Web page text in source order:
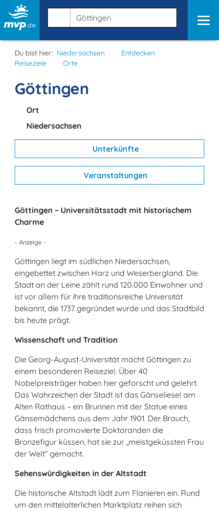
Du bist hier: Niedersachsen
Entdecken
Reiseziele
Orte
Göttingen
Ort
Niedersachsen
Unterkünfte
Veranstaltungen
Göttingen – Universitätsstadt mit historischem
Charme
- Anzeige -
Göttingen liegt im südlichen Niedersachsen,
eingebettet zwischen Harz und Weserbergland. Die
Stadt an der Leine zählt rund 120.000 Einwohner und
ist vor allem für ihre traditionsreiche Universität
bekannt, die 1737 gegründet wurde und das Stadtbild
bis heute prägt.
Wissenschaft und Tradition
Die Georg-August-Universität macht Göttingen zu
einem besonderen Reiseziel. Über 40
Nobelpreisträger haben hier geforscht und gelehrt.
Das Wahrzeichen der Stadt ist das Gänseliesel am
Alten Rathaus – ein Brunnen mit der Statue eines
Gänsemädchens aus dem Jahr 1901. Der Brauch,
dass frisch promovierte Doktoranden die
Bronzefigur küssen, hat sie zur „meistgeküssten Frau
der Welt“ gemacht.
Sehenswürdigkeiten in der Altstadt
Die historische Altstadt lädt zum Flanieren ein. Rund
um den mittelalterlichen Marktplatz reihen sich